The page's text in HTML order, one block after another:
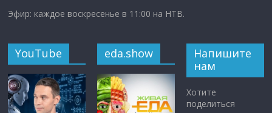
Эфир: каждое воскресенье в 11:00 на НТВ.
YouTube eda.show
Напишите
нам
Хотите
поделиться